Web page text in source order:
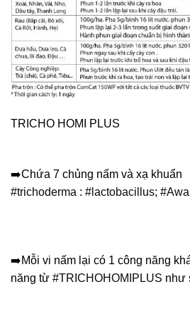
TRICHO HOMI PLUS
➡️Chứa 7 chủng nấm và xạ khuẩn
#trichoderma : # lactobacillus; #
➡️Mỗi vi nấm lại có 1 công năng
năng từ #TRICHOHOMIPLUS như